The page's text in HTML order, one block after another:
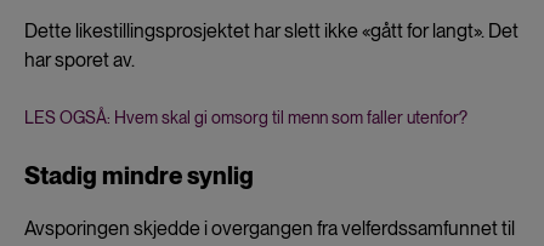
Dette likestillingsprosjektet har slett ikke «gått for langt». Det
har sporet av.
LES OGSÅ: Hvem skal gi omsorg til menn som faller utenfor?
Stadig mindre synlig
Avsporingen skjedde i overgangen fra velferdssamfunnet til